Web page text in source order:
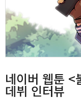
네이버 웹툰 <
데뷔 인터뷰